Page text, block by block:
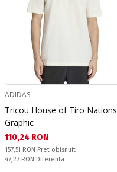
ADIDAS
Tricou House of Tiro Nations
Graphic
Текуща цена:
110,24 RON
Pret obisnuit:
157,51 RON Pret obisnuit
Спестявате:
47,27 RON Diferenta